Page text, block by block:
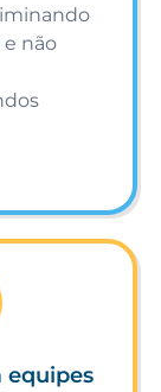
não
equipes